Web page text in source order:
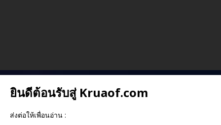
ยินดีต้อนรับสู่ Kruaof.com
ส่งต่อให้เพื่อนอ่าน :